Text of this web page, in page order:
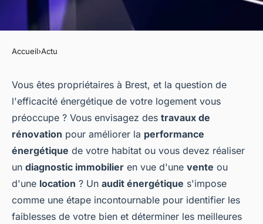
Qui appeler pour faire un
audit énergétique Brest ?
jeannot•29 janvier 2024•2 min de lecture
Accueil›Actu
Vous êtes propriétaires à Brest, et la question de
l'efficacité énergétique de votre logement vous
préoccupe ? Vous envisagez des travaux de
rénovation pour améliorer la performance
énergétique de votre habitat ou vous devez réaliser
un diagnostic immobilier en vue d'une vente ou
d'une location ? Un audit énergétique s'impose
comme une étape incontournable pour identifier les
faiblesses de votre bien et déterminer les meilleures